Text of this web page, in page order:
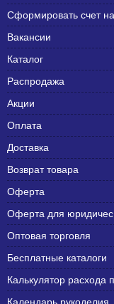
Сформировать счет
Вакансии
Каталог
Распродажа
Акции
Оплата
Доставка
Возврат товара
Оферта
Оферта для
Оптовая торговля
Бесплатные каталоги
Калькулятор расхода